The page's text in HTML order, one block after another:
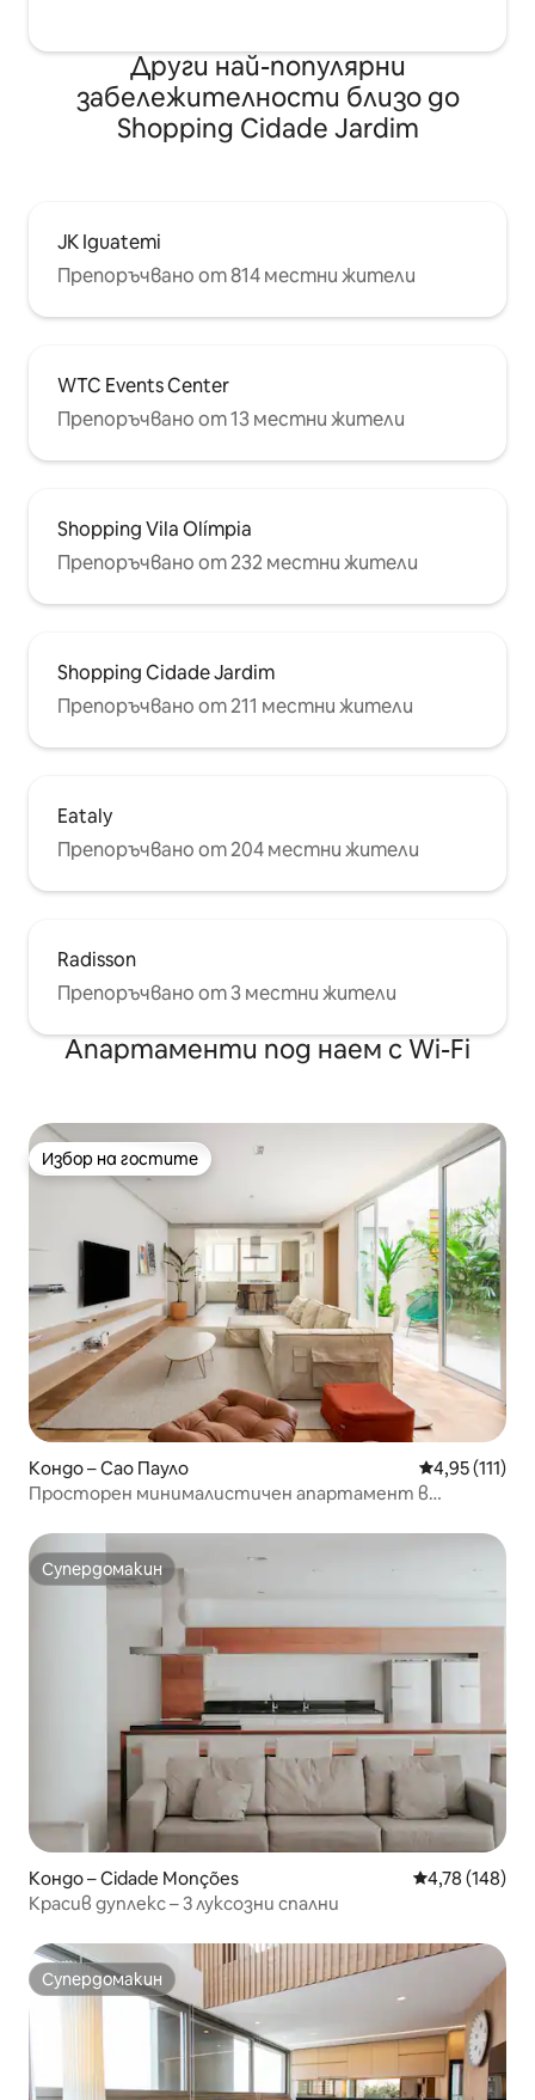
Други най-популярни
забележителности близо до
Shopping Cidade Jardim
JK Iguatemi
Препоръчвано от 814 местни жители
WTC Events Center
Препоръчвано от 13 местни жители
Shopping Vila Olímpia
Препоръчвано от 232 местни жители
Shopping Cidade Jardim
Препоръчвано от 211 местни жители
Eataly
Препоръчвано от 204 местни жители
Radisson
Препоръчвано от 3 местни жители
Апартаменти под наем с Wi-Fi
Избор на гостите
Избор на гостите
Кондо – Сао Пауло Средна
4,95 (111)
Просторен минималистичен апартамент в
Супердомакин
Супердомакин
Кондо – Cidade Monções Средна
4,78 (148)
Красив дуплекс – 3 луксозни спални
Супердомакин
Супердомакин